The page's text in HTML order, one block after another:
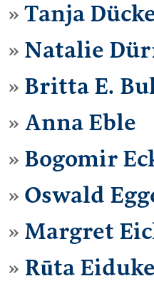
Tanja
Natalie
Britta E.
Anna Eble
Bogomir
Oswald
Margret
Rūta